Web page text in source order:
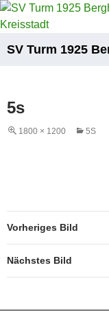
Zum
Inhalt
5s
1800 × 1200 5S
Vorheriges Bild
Nächstes Bild